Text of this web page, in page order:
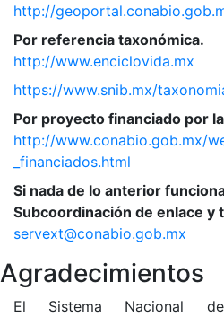
http://
Por referencia taxonómica.
http://www.enciclovida.mx
https://www.snib.mx/
Por proyecto financiado por
http://www.conabio.gob.mx/
_financiados.html
Si nada de lo anterior
Subcoordinación de enlace y
servext@conabio.gob.mx
Agradecimientos
El Sistema Nacional